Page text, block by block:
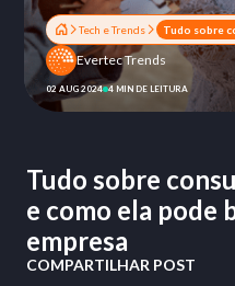
Tech e Trends
Evertec Trends
02 AUG 2024 4 MIN DE LEITURA
Tudo sobre
e como ela pode
empresa
COMPARTILHAR POST